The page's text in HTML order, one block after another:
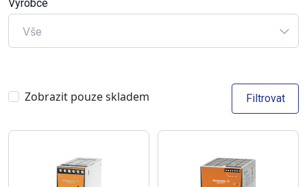
Výrobce
Vše
Zobrazit pouze skladem Filtrovat